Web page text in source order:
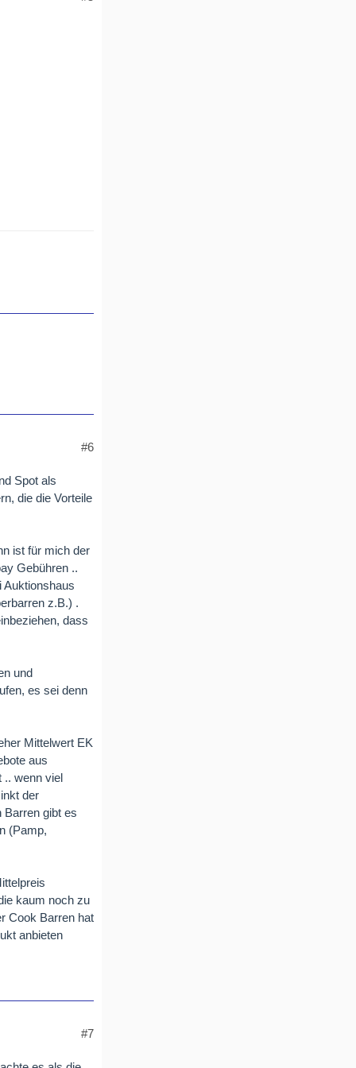
#6
Spot als
die die Vorteile
ist für mich der
Gebühren ..
Auktionshaus
z.B.) .
dass
und
es sei denn
Mittelwert EK
aus
.. wenn viel
der
gibt es
(Pamp,
kaum noch zu
Cook Barren hat
anbieten
#7